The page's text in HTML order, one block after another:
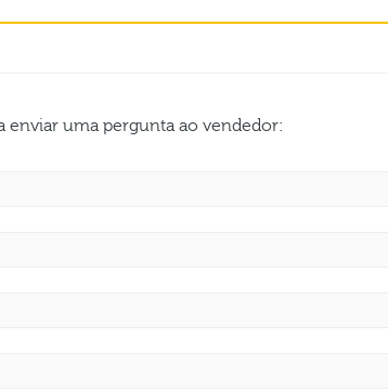
enviar uma pergunta ao vendedor: